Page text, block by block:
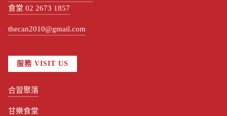
食堂 02 2673 1857
thecan2010@gmail.com
服務 VISIT US
合習聚落
甘樂食堂